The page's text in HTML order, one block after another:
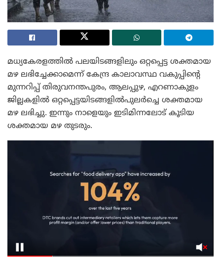
മധ്യകേരളത്തില്‍ പലയിടങ്ങളിലും ഒറ്റപ്പെട്ട ശക്തമായ
മഴ ലഭിച്ചേക്കാമെന്ന് കേന്ദ്ര കാലാവസ്ഥ വകുപ്പിന്റെ
മുന്നറിപ്പ് തിരുവനന്തപുരം, ആലപ്പുഴ, എറണാകുളം
ജില്ലകളിൽ ഒറ്റപ്പെട്ടയിടങ്ങളില്‍പുലര്‍ച്ചെ ശക്തമായ
മഴ ലഭിച്ചു. ഇന്നും നാളെയും ഇടിമിന്നലോട് കൂടിയ
ശക്തമായ മഴ തുടരും.